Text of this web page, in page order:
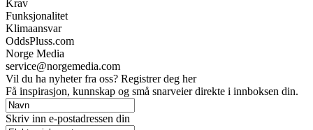
Krav
Funksjonalitet
Klimaansvar
OddsPluss.com
Norge Media
service@norgemedia.com
Vil du ha nyheter fra oss? Registrer deg her
Få inspirasjon, kunnskap og små snarveier direkte i innboksen din.
Skriv inn e-postadressen din